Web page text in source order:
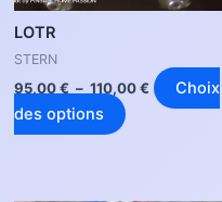
LOTR
STERN
95,00€ – 110,00€
Choix
des options
la
page